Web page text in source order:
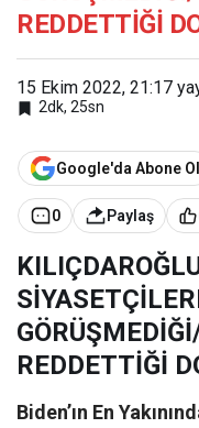
REDDETTİĞİ
15 Ekim 2022, 21:17
2dk, 25sn
Google'da Abone Ol
0 Paylaş
REDDETTİĞİ
Biden’ın En